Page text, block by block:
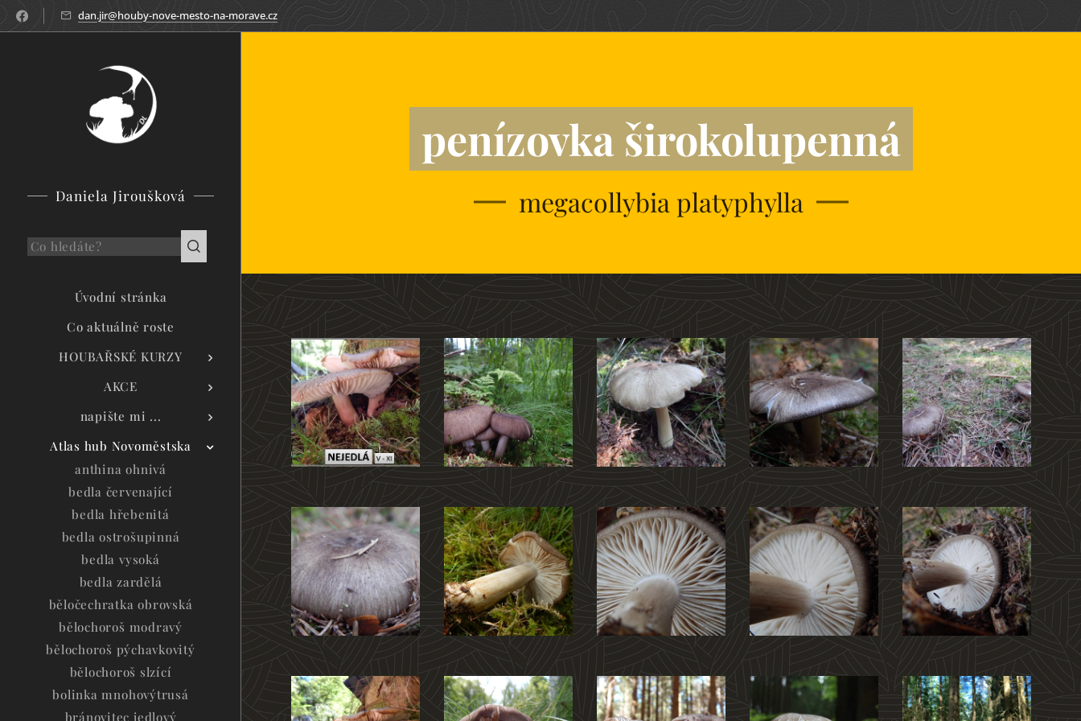
dan.jir@houby-nove-mesto-na-morave.cz
Daniela Jiroušková
Úvodní stránka
Co aktuálně roste
HOUBAŘSKÉ KURZY
AKCE
napište mi ...
Atlas hub Novoměstska
anthina ohnivá
bedla červenající
bedla hřebenitá
bedla ostrošupinná
bedla vysoká
bedla zardělá
běločechratka obrovská
bělochoroš modravý
bělochoroš pýchavkovitý
bělochoroš slzící
bolinka mnohovýtrusá
bránovitec jedlový
penízovka širokolupenná
megacollybia platyphylla